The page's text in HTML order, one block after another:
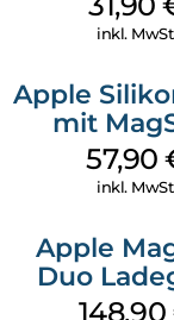
inkl.
Apple
mit
iPhone
57,90
inkl.
Apple
Duo
Weiß
148,90